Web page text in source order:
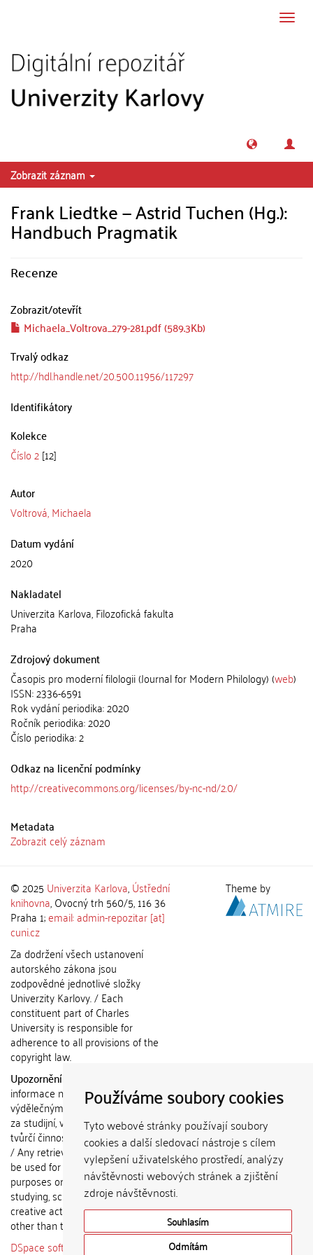
Používáme soubory cookies
Tyto webové stránky používají soubory
cookies a další sledovací nástroje s cílem
vylepšení uživatelského prostředí, analýzy
návštěvnosti webových stránek a zjištění
zdroje návštěvnosti.
Souhlasím
Odmítám
Zobrazit záznam
Frank Liedtke — Astrid Tuchen (Hg.):
Handbuch Pragmatik
Recenze
Zobrazit/otevřít
Michaela_Voltrova_279-281.pdf (589.3Kb)
Trvalý odkaz
http://hdl.handle.net/20.500.11956/117297
Identifikátory
Kolekce
Číslo 2[12]
Autor
Voltrová, Michaela
Datum vydání
2020
Nakladatel
Univerzita Karlova, Filozofická fakulta
Praha
Zdrojový dokument
Časopis pro moderní filologii (Journal for Modern Philology) (web)
ISSN: 2336-6591
Rok vydání periodika: 2020
Ročník periodika: 2020
Číslo periodika: 2
Odkaz na licenční podmínky
http://creativecommons.org/licenses/by-nc-nd/2.0/
Metadata
Zobrazit celý záznam
© 2025 Univerzita Karlova,Ústřední
knihovna, Ovocný trh 560/5, 116 36
Praha 1;email: admin-repozitar [at]
cuni.cz
Za dodržení všech ustanovení
autorského zákona jsou
zodpovědné jednotlivé složky
Univerzity Karlovy. / Each
constituent part of Charles
University is responsible for
adherence to all provisions of the
copyright law.
Upozornění / Notice:
informace nemohou být použity k
výdělečným účelům nebo vydávány
za studijní, vědeckou nebo jinou
tvůrčí činnost jiné osoby než autora.
/ Any retrieved information shall not
be used for any commercial
purposes or claimed as results of
studying, scientific or any other
creative activities of any person
other than the author.
DSpace software
copyright © 2002-
Theme by